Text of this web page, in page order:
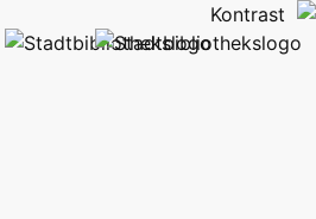
Kontrast